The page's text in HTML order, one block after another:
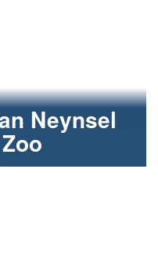
Neynsel